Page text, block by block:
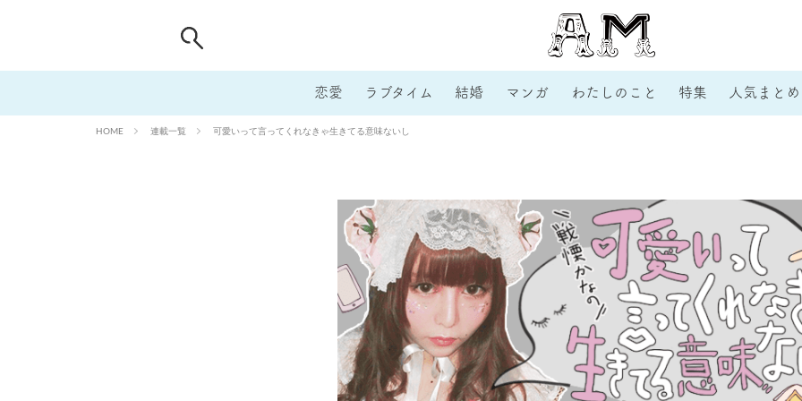
恋愛 ラブタイム 結婚 マンガ わたしのこと 特集 人気まとめ
HOME 連載一覧 可愛いって言ってくれなきゃ生きてる意味ないし